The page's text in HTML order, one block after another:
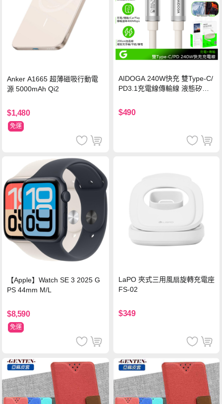
Anker A1665 超薄磁吸行動電
源 5000mAh Qi2
$1,480
免運
AIDOGA 240W快充 雙Type-C/
PD3.1充電線傳輸線 液態矽膠
機/平板/筆電
$490
【Apple】Watch SE 3 2025 G
PS 44mm M/L
$8,590
免運
LaPO 夾式三用風扇旋轉充電座
FS-02
$349